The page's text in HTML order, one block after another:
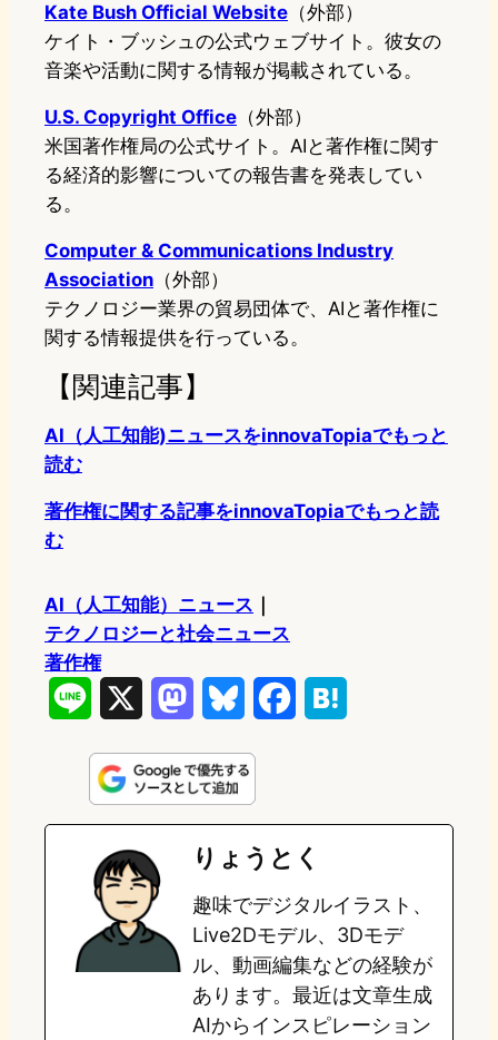
Kate Bush Official Website （外部）
ケイト・ブッシュの公式ウェブサイト。彼女の
音楽や活動に関する情報が掲載されている。
U.S. Copyright Office （外部）
米国著作権局の公式サイト。AIと著作権に関す
る経済的影響についての報告書を発表してい
る。
Computer & Communications Industry
Association （外部）
テクノロジー業界の貿易団体で、AIと著作権に
関する情報提供を行っている。
【関連記事】
AI（人工知能)ニュースをinnovaTopiaでもっと
読む
著作権に関する記事をinnovaTopiaでもっと読
む
AI（人工知能）ニュース
テクノロジーと社会ニュース
著作権
n
e
s
t
o
d
n
u
e
k
y
e
b
o
o
k
e
a
りょうとく
趣味でデジタルイラスト、
Live2Dモデル、3Dモデ
ル、動画編集などの経験が
あります。最近は文章生成
AIからインスピレーション